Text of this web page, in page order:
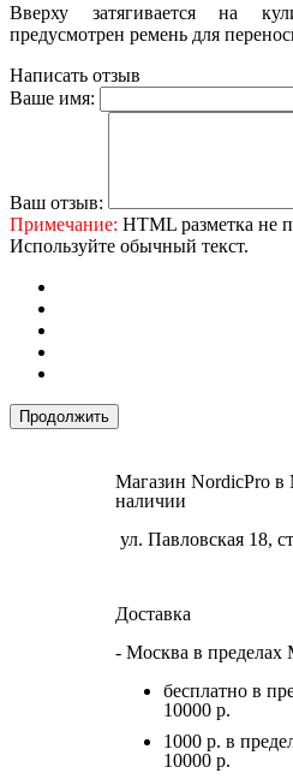
Вверху затягивается на
предусмотрен ремень для
Написать отзыв
Ваше имя:
Ваш отзыв:
Примечание: HTML разметка не
Используйте обычный текст.
Продолжить
Магазин NordicPro в
наличии
ул. Павловская 18,
Доставка
- Москва в
бесплатно в
10000 р.
1000 р. в
10000 р.